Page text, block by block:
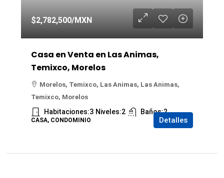
$2,782,500/MXN
Casa en Venta en Las Animas,
Temixco, Morelos
Morelos, Temixco, Las Animas, Las Animas,
Temixco, Morelos
Habitaciones:3 Niveles:2 Baños:2
CASA, CONDOMINIO Detalles